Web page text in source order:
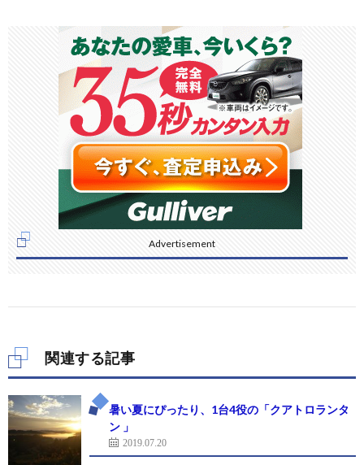
Advertisement
関連する記事
暑い夏にぴったり、1台4役の「クアトロランタ
ン 」
2019.07.20